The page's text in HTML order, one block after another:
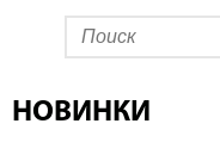
НОВИНКИ